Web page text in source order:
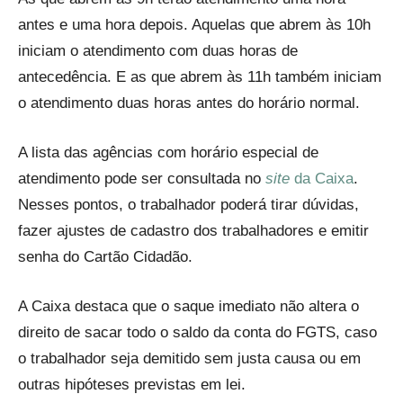
antes e uma hora depois. Aquelas que abrem às 10h
iniciam o atendimento com duas horas de
antecedência. E as que abrem às 11h também iniciam
o atendimento duas horas antes do horário normal.
A lista das agências com horário especial de
atendimento pode ser consultada no site da Caixa.
Nesses pontos, o trabalhador poderá tirar dúvidas,
fazer ajustes de cadastro dos trabalhadores e emitir
senha do Cartão Cidadão.
A Caixa destaca que o saque imediato não altera o
direito de sacar todo o saldo da conta do FGTS, caso
o trabalhador seja demitido sem justa causa ou em
outras hipóteses previstas em lei.